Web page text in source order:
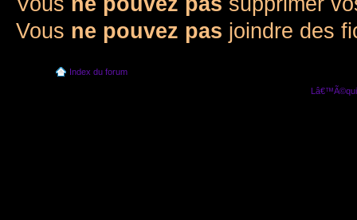
Vous ne pouvez pas joindre des
Index du forum